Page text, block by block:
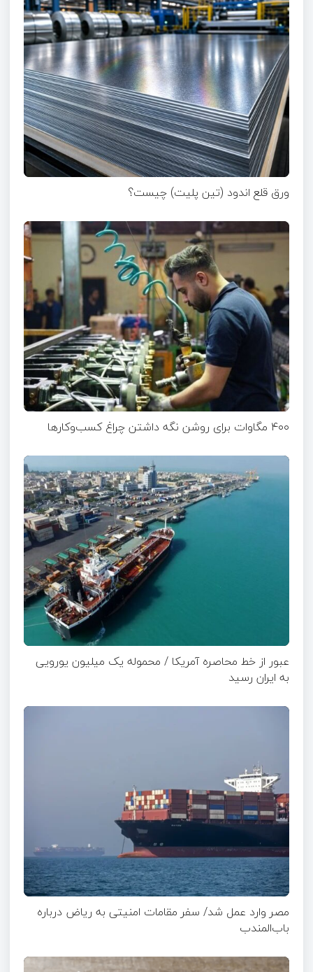
ورق قلع اندود (تین پلیت) چیست؟
۴۰۰ مگاوات برای روشن نگه داشتن چراغ کسب‌وکار‌ها
عبور از خط محاصره آمریکا / محموله یک میلیون یورویی
به ایران رسید
مصر وارد عمل شد/ سفر مقامات امنیتی به ریاض درباره
باب‌المندب